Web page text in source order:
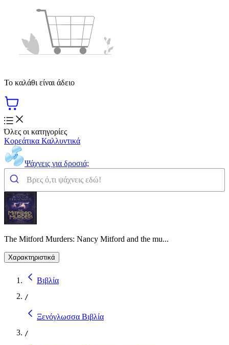
Το καλάθι είναι άδειο
Όλες οι κατηγορίες
Κορεάτικα Καλλυντικά
Ψάχνεις για δροσιά;
The Mitford Murders: Nancy Mitford and the mu...
Χαρακτηριστικά
Βιβλία
/
Ξενόγλωσσα Βιβλία
/